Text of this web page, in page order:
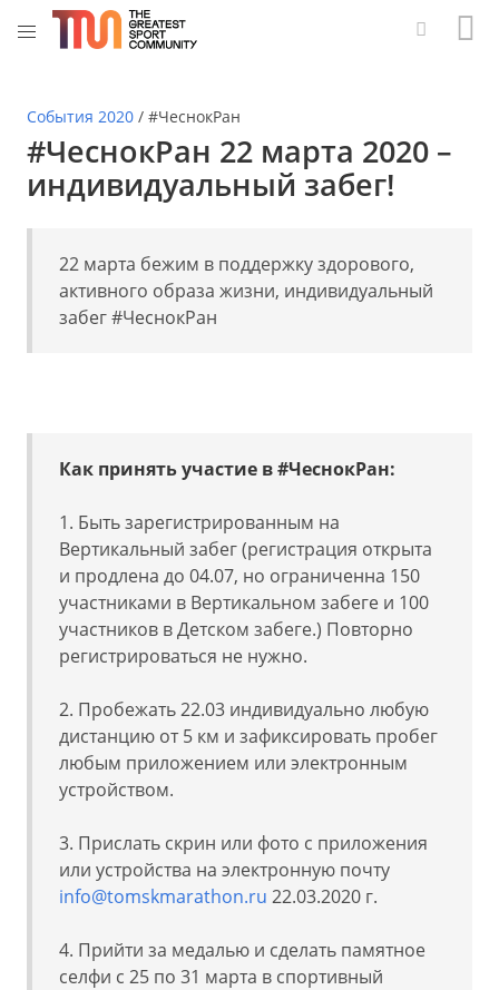
События 2020 / #ЧеснокРан
#ЧеснокРан 22 марта 2020 –
индивидуальный забег!
22 марта бежим в поддержку здорового,
активного образа жизни, индивидуальный
забег #ЧеснокРан
Как принять участие в #ЧеснокРан:
1. Быть зарегистрированным на
Вертикальный забег (регистрация открыта
и продлена до 04.07, но ограниченна 150
участниками в Вертикальном забеге и 100
участников в Детском забеге.) Повторно
регистрироваться не нужно.
2. Пробежать 22.03 индивидуально любую
дистанцию от 5 км и зафиксировать пробег
любым приложением или электронным
устройством.
3. Прислать скрин или фото с приложения
или устройства на электронную почту
info@tomskmarathon.ru 22.03.2020 г.
4. Прийти за медалью и сделать памятное
селфи с 25 по 31 марта в спортивный